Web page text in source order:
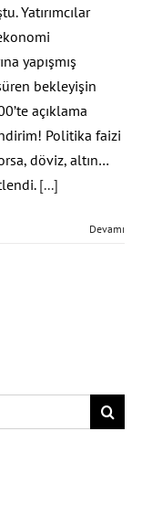
Yatırımcılar
yapışmış
bekleyişin
açıklama
Politika faizi
döviz, altın…
[...]
Devamı